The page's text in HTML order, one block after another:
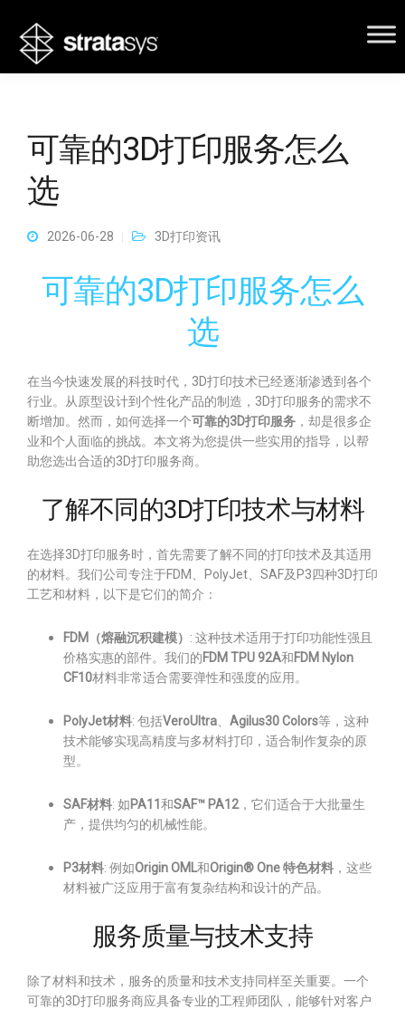
可靠的3D打印服务怎么
选
2026-06-28 3D打印资讯
可靠的3D打印服务怎么
选
在当今快速发展的科技时代，3D打印技术已经逐渐渗透到各个
行业。从原型设计到个性化产品的制造，3D打印服务的需求不
断增加。然而，如何选择一个可靠的3D打印服务 ，却是很多企
业和个人面临的挑战。本文将为您提供一些实用的指导，以帮
助您选出合适的3D打印服务商。
了解不同的3D打印技术与材料
在选择3D打印服务时，首先需要了解不同的打印技术及其适用
的材料。我们公司专注于FDM、PolyJet、SAF及P3四种3D打印
工艺和材料，以下是它们的简介：
FDM（熔融沉积建模） : 这种技术适用于打印功能性强且
价格实惠的部件。我们的FDM TPU 92A和FDM Nylon
CF10材料非常适合需要弹性和强度的应用。
PolyJet材料: 包括VeroUltra Agilus30 Colors等，这种
技术能够实现高精度与多材料打印，适合制作复杂的原
型。
SAF材料: 如PA11 和SAF™ PA12，它们适合于大批量生
产，提供均匀的机械性能。
P3材料: 例如Origin OML和Origin® One 特色材料 ，这些
材料被广泛应用于富有复杂结构和设计的产品。
服务质量与技术支持
除了材料和技术，服务的质量和技术支持同样至关重要。一个
可靠的3D打印服务商应具备专业的工程师团队，能够针对客户